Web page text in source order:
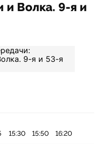
и Волка. 9-я и
15:30 15:50 16:20